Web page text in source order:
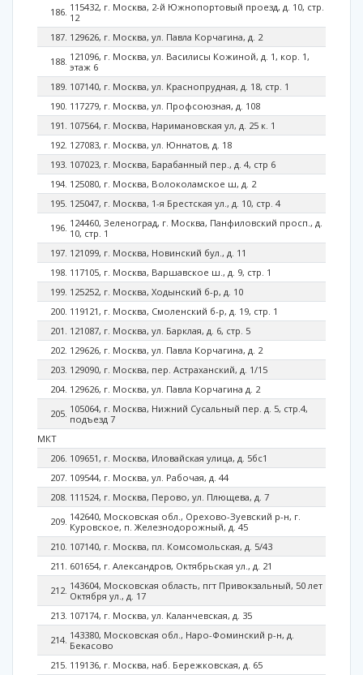
115432, г. Москва, 2-й Южнопортовый проезд, д. 10, стр.
12
129626, г. Москва, ул. Павла Корчагина, д. 2
121096, г. Москва, ул. Василисы Кожиной, д. 1, кор. 1,
этаж 6
107140, г. Москва, ул. Краснопрудная, д. 18, стр. 1
117279, г. Москва, ул. Профсоюзная, д. 108
107564, г. Москва, Наримановская ул, д. 25 к. 1
127083, г. Москва, ул. Юннатов, д. 18
107023, г. Москва, Барабанный пер., д. 4, стр 6
125080, г. Москва, Волоколамское ш, д. 2
125047, г. Москва, 1-я Брестская ул., д. 10, стр. 4
124460, Зеленоград, г. Москва, Панфиловский просп., д.
10, стр. 1
121099, г. Москва, Новинский бул., д. 11
117105, г. Москва, Варшавское ш., д. 9, стр. 1
125252, г. Москва, Ходынский б-р, д. 10
119121, г. Москва, Смоленский б-р, д. 19, стр. 1
121087, г. Москва, ул. Барклая, д. 6, стр. 5
129626, г. Москва, ул. Павла Корчагина, д. 2
129090, г. Москва, пер. Астраханский, д. 1/15
129626, г. Москва, ул. Павла Корчагина д. 2
105064, г. Москва, Нижний Сусальный пер. д. 5, стр.4,
подъезд 7
МКТ
109651, г. Москва, Иловайская улица, д. 5бс1
109544, г. Москва, ул. Рабочая, д. 44
111524, г. Москва, Перово, ул. Плющева, д. 7
142640, Московская обл., Орехово-Зуевский р-н, г.
Куровское, п. Железнодорожный, д. 45
107140, г. Москва, пл. Комсомольская, д. 5/43
601654, г. Александров, Октябрьская ул., д. 21
143604, Московская область, пгт Привокзальный, 50 лет
Октября ул., д. 17
107174, г. Москва, ул. Каланчевская, д. 35
143380, Московская обл., Наро-Фоминский р-н, д.
Бекасово
119136, г. Москва, наб. Бережковская, д. 65